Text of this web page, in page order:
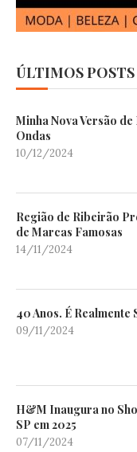
ÚLTIMOS POSTS
Minha Nova Versão de
Ondas
10/12/2024
Região de Ribeirão
de Marcas Famosas
14/11/2024
40 Anos. É Realmente
09/11/2024
H&M Inaugura no
SP em 2025
07/11/2024